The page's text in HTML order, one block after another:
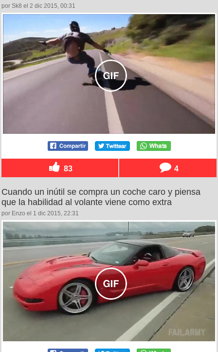
por Sk8 el 2 dic 2015, 00:31
83 4
Cuando un inútil se compra un coche caro y piensa
que la habilidad al volante viene como extra
por Enzo el 1 dic 2015, 22:31